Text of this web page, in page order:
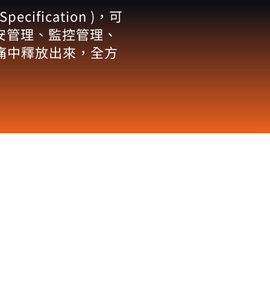
)，可
理、監控管理、
中釋放出來，全方